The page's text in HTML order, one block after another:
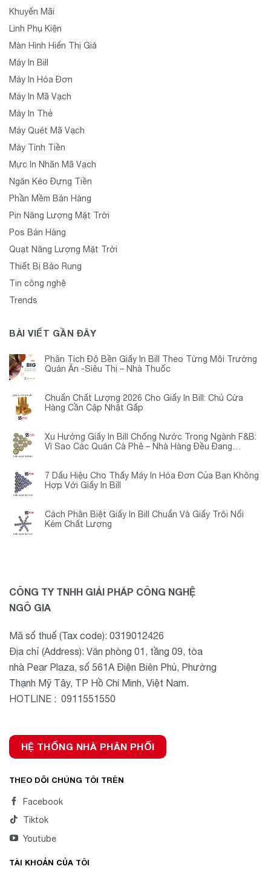
Khuyến Mãi
Linh Phụ Kiện
Màn Hình Hiển Thị Giá
Máy In Bill
Máy In Hóa Đơn
Máy In Mã Vạch
Máy In Thẻ
Máy Quét Mã Vạch
Máy Tính Tiền
Mực In Nhãn Mã Vạch
Ngăn Kéo Đựng Tiền
Phần Mềm Bán Hàng
Pin Năng Lượng Mặt Trời
Pos Bán Hàng
Quạt Năng Lượng Mặt Trời
Thiết Bị Báo Rung
Tin công nghệ
Trends
BÀI VIẾT GẦN ĐÂY
Phân Tích Độ Bền Giấy In Bill Theo Từng Môi Trường
Quán Ăn -Siêu Thị – Nhà Thuốc
Chuẩn Chất Lượng 2026 Cho Giấy In Bill: Chủ Cửa
Hàng Cần Cập Nhật Gấp
Xu Hướng Giấy In Bill Chống Nước Trong Ngành F&B:
Vì Sao Các Quán Cà Phê – Nhà Hàng Đều Đang
7 Dấu Hiệu Cho Thấy Máy In Hóa Đơn Của Bạn Không
Hợp Với Giấy In Bill
Cách Phân Biệt Giấy In Bill Chuẩn Và Giấy Trôi Nổi
Kém Chất Lượng
CÔNG TY TNHH GIẢI PHÁP CÔNG NGHỆ
NGÔ GIA
Mã số thuế (Tax code): 0319012426
Địa chỉ (Address): Văn phòng 01, tầng 09, tòa
nhà Pear Plaza, số 561A Điện Biên Phủ, Phường
Thạnh Mỹ Tây, TP Hồ Chí Minh, Việt Nam.
HOTLINE : 0911551550
HỆ THỐNG NHÀ PHÂN PHỐI
THEO DÕI CHÚNG TÔI TRÊN
Facebook
Tiktok
Youtube
TÀI KHOẢN CỦA TÔI